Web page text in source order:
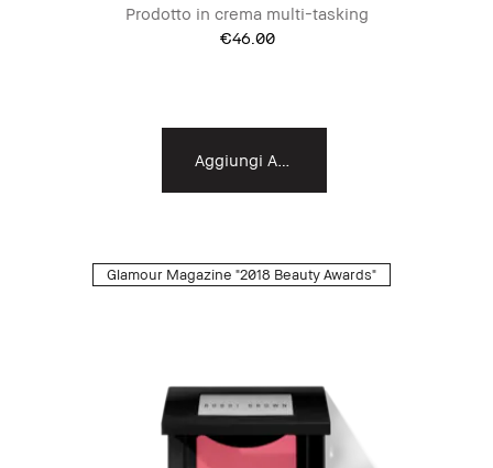
Prodotto in crema multi-tasking
€46.00
Glamour Magazine "2018 Beauty Awards"